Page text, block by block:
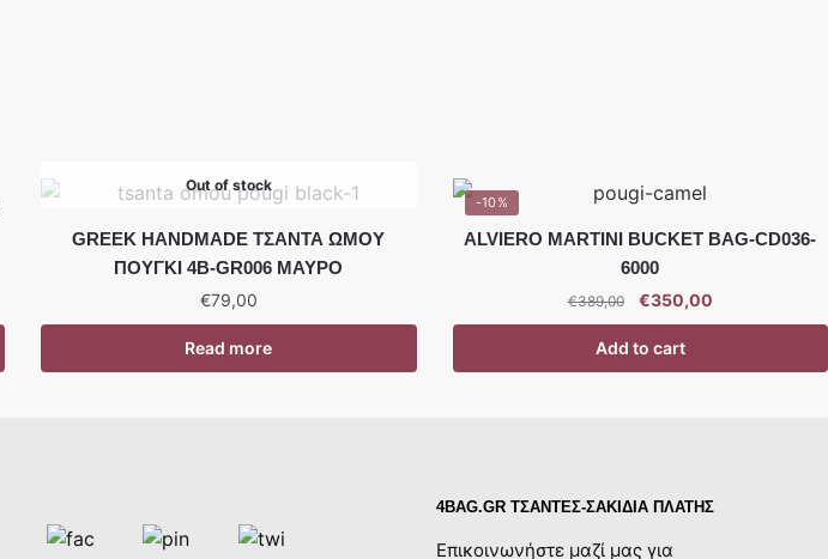
Out of stock
GREEK HANDMADE ΤΣΑΝΤΑ ΩΜΟΥ
ΠΟΥΓΚΙ 4B-GR006 ΜΑΥΡΟ
€79,00
Read more
-10%
ALVIERO MARTINI BUCKET BAG-CD036-
6000
€389,00 €350,00
Add to cart
4BAG.GR ΤΣΑΝΤΕΣ-ΣΑΚΙΔΙΑ ΠΛΑΤΗΣ
Επικοινωνήστε μαζί μας για